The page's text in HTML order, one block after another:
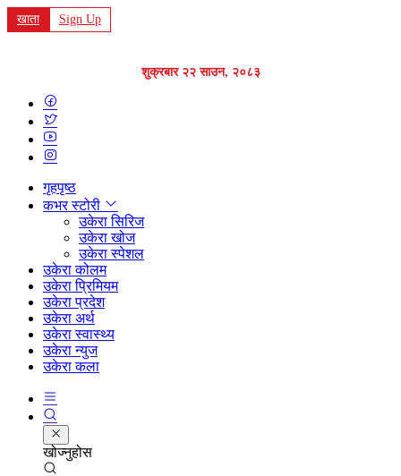
खाता Sign Up
शुक्रबार २२ साउन, २०८३
गृहपृष्ठ
कभर स्टोरी
उकेरा सिरिज
उकेरा खोज
उकेरा स्पेशल
उकेरा कोलम
उकेरा प्रिमियम
उकेरा प्रदेश
उकेरा अर्थ
उकेरा स्वास्थ्य
उकेरा न्युज
उकेरा कला
खोज्नुहोस
Search